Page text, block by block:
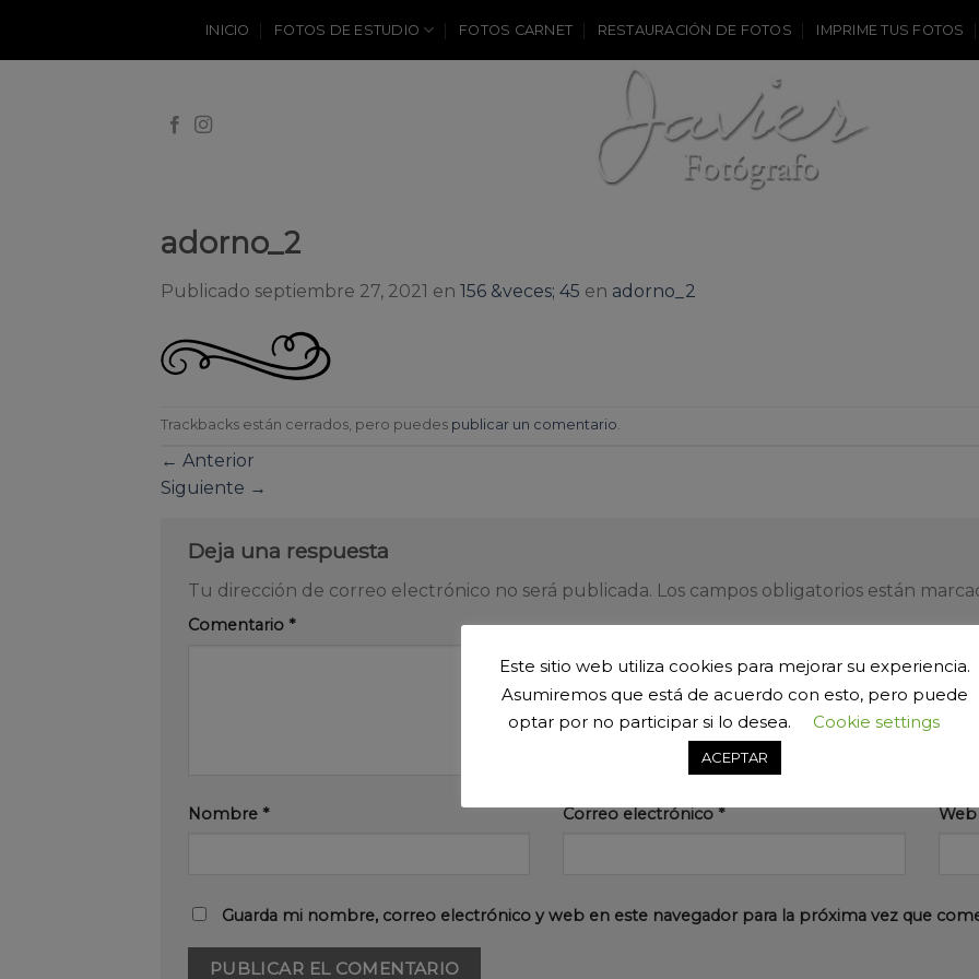
content
INICIO FOTOS DE ESTUDIO FOTOS CARNET RESTAURACIÓN DE FOTOS IMPRIME TUS FOTOS
adorno_2
Publicado septiembre 27, 2021 en 156 &veces; 45 en adorno_2
Trackbacks están cerrados, pero puedes publicar un comentario
← Anterior
Siguiente →
Deja una respuesta
Tu dirección de correo electrónico no será publicada. Los campos obligatorios están
Comentario *
Nombre * Correo electrónico* Web
Guarda mi nombre, correo electrónico y web en este navegador para la próxima vez que
Este sitio web utiliza cookies para mejorar su experiencia.
Asumiremos que está de acuerdo con esto, pero puede
optar por no participar si lo desea.
Cookie settings
ACEPTAR